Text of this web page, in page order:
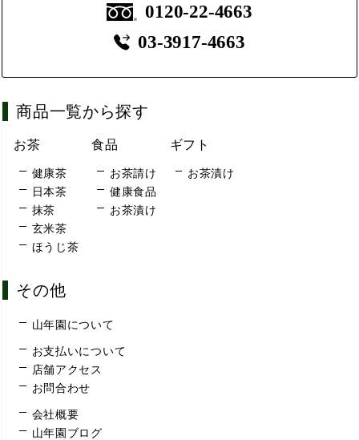
0120-22-4663
03-3917-4663
商品一覧から探す
お茶
健康茶
日本茶
抹茶
玄米茶
ほうじ茶
食品
お茶請け
健康食品
お茶漬け
ギフト
お茶漬け
その他
山年園について
お支払いについて
店舗アクセス
お問合わせ
会社概要
山年園ブログ